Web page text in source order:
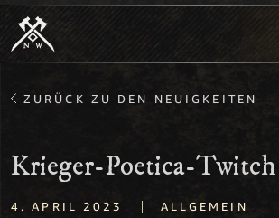
ZURÜCK ZU DEN NEUIGKEITEN
Krieger-Poetica-
4. APRIL 2023 | ALLGEMEIN